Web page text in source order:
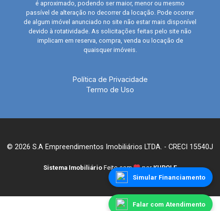
é aproximado, podendo ser maior, menor ou mesmo
passível de alteração no decorrer da locação. Pode ocorrer
de algum imóvel anunciado no site não estar mais disponível
devido à rotatividade. As solicitações feitas pelo site não
implicam em reserva, compra, venda ou locação de
quaisquer imóveis.
Política de Privacidade
Termo de Uso
© 2026 S.A Empreendimentos Imobiliários LTDA. - CRECI 15540J
Sistema Imobiliário Feito com porKUROLE
Falar com Atendimento
Simular Financiamento